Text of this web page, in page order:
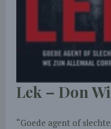
Lek – Don
“Goede agent of